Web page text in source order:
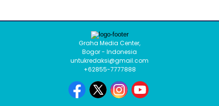
Graha Media Center,
Bogor - Indonesia
untukredaksi@gmail.com
+62855-7777888